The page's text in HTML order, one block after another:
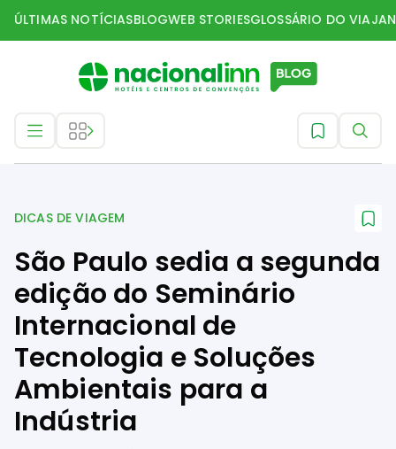
ÚLTIMAS NOTÍCIASBLOGWEB STORIESGLOSSÁRIO DO
DICAS DE VIAGEM
São Paulo sedia a segunda
edição do Seminário
Internacional de
Tecnologia e Soluções
Ambientais para a
Indústria